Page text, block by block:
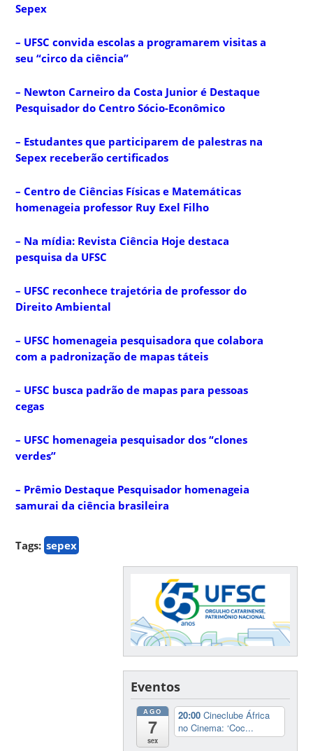
Sepex
– UFSC convida escolas a programarem visitas a
seu “circo da ciência”
– Newton Carneiro da Costa Junior é Destaque
Pesquisador do Centro Sócio-Econômico
– Estudantes que participarem de palestras na
Sepex receberão certificados
– Centro de Ciências Físicas e Matemáticas
homenageia professor Ruy Exel Filho
– Na mídia: Revista Ciência Hoje destaca
pesquisa da UFSC
– UFSC reconhece trajetória de professor do
Direito Ambiental
– UFSC homenageia pesquisadora que colabora
com a padronização de mapas táteis
– UFSC busca padrão de mapas para pessoas
cegas
– UFSC homenageia pesquisador dos “clones
verdes”
– Prêmio Destaque Pesquisador homenageia
samurai da ciência brasileira
Tags: sepex
Eventos
AGO
7
sex
20:00Cineclube África
no Cinema: ‘Coc...